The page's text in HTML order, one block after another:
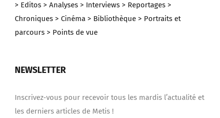
> Editos > Analyses > Interviews > Reportages >
Chroniques > Cinéma > Bibliothèque > Portraits et
parcours > Points de vue
NEWSLETTER
Inscrivez-vous pour recevoir tous les mardis l’actualité et
les derniers articles de Metis !